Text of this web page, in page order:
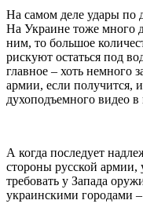
На самом деле удары по
На Украине тоже много
ним, то большое
рискуют остаться под
главное – хоть немного
армии, если получится,
духоподъемного видео
А когда последует
стороны русской армии,
требовать у Запада
украинскими городами